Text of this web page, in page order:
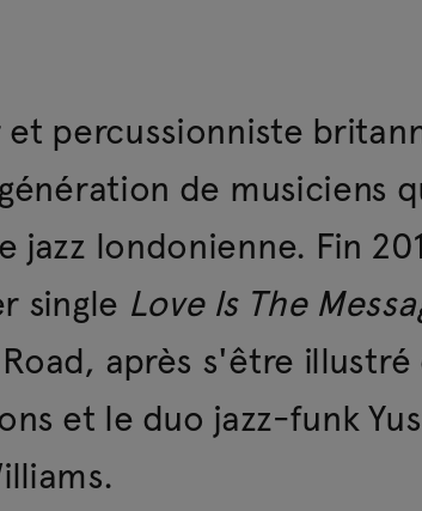
et percussionniste
de musiciens
jazz londonienne. Fin
single Love Is The
après s'être illustré
et le duo jazz-funk